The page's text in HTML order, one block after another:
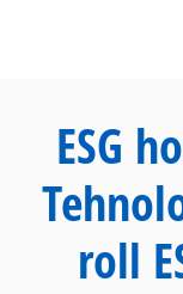
ESG
roll